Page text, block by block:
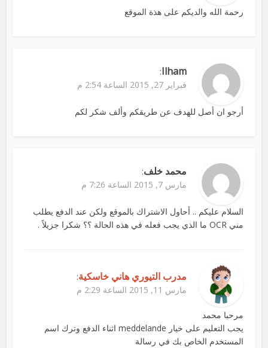
رحمة الله والديكم على هذة الموقع
Ilham
:
فبراير 27, 2015 الساعة 2:54 م
أرجو ان أصل للهدف عن طريقكم وألف شكر لكم
محمد خلف:
مارس 7, 2015 الساعة 7:26 م
السلام عليكم .. أحاول الاشتراك بالموقع ولكن عند الدفع يطلب
مني OCR ما الذي يجب فعله في هذه الحالة ؟؟ شكرا جزيلاً .
مدرب التيوري هاني خاسكية:
مارس 11, 2015 الساعة 2:29 م
مرحبا محمد
يجب التعليم على خيار meddelande اثناء الدفع وترك اسم
المستخدم الخاص بك في رسالة